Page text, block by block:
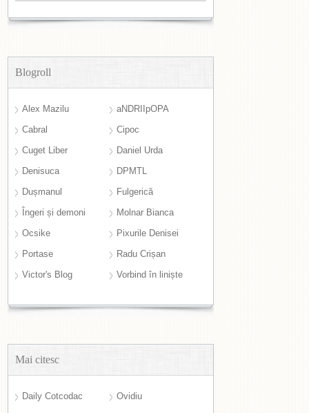
Blogroll
Alex Mazilu
aNDRIIpOPA
Cabral
Cipoc
Cuget Liber
Daniel Urda
Denisuca
DPMTL
Dușmanul
Fulgerică
Îngeri și demoni
Molnar Bianca
Ocsike
Pixurile Denisei
Portase
Radu Crișan
Victor's Blog
Vorbind în liniște
Mai citesc
Daily Cotcodac
Ovidiu